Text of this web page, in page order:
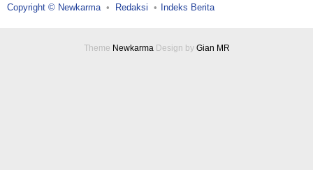
Copyright © Newkarma Redaksi Indeks Berita
Theme NewkarmaDesign by Gian MR